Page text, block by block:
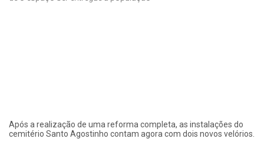
Após a realização de uma reforma completa, as instalações do
cemitério Santo Agostinho contam agora com dois novos velórios.